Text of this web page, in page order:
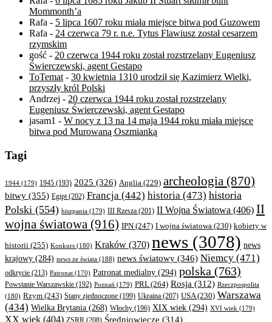
Mommonth’a
Rafa - 5 lipca 1607 roku miała miejsce bitwa pod Guzowem
Rafa - 24 czerwca 79 r. n.e. Tytus Flawiusz został cesarzem
rzymskim
gość - 20 czerwca 1944 roku został rozstrzelany Eugeniusz
Świerczewski, agent Gestapo
ToTemat- 30 kwietnia 1310 urodził się Kazimierz Wielki,
przyszły król Polski
Andrzej - 20 czerwca 1944 roku został rozstrzelany
Eugeniusz Świerczewski, agent Gestapo
jasam1 - W nocy z 13 na 14 maja 1944 roku miała miejsce
bitwa pod Murowaną Oszmianką
Tagi
1944 (179) 1945 (193) 2025 (326) Anglia (229) archeologia (870)
bitwy (355) Egipt(202) Francja (442) historia (473) historia
Polski (554) hiszpania (179) III Rzesza (201) II Wojna Światowa (406) II
wojna światowa (916) IPN (247) I wojna światowa (230) kobiety w
historii (255) Konkurs (180) Kraków (370) news (3078) news
krajowy (284) news ze świata (188) news światowy (346) Niemcy (471)
odkrycie (213) Patronat (170) Patronat medialny (294) polska (763)
Powstanie Warszawskie (192) Poznań (179) PRL(264) Rosja (312) Rzeczpospolita
(180) Rzym (243) Stany zjednoczone (199) Ukraina (207) USA(230) Warszawa
(434) Wielka Brytania (268) Włochy (196) XIX wiek (294) XVI wiek (179)
XX wiek (404) ZSRR (208) Średniowiecze (314)